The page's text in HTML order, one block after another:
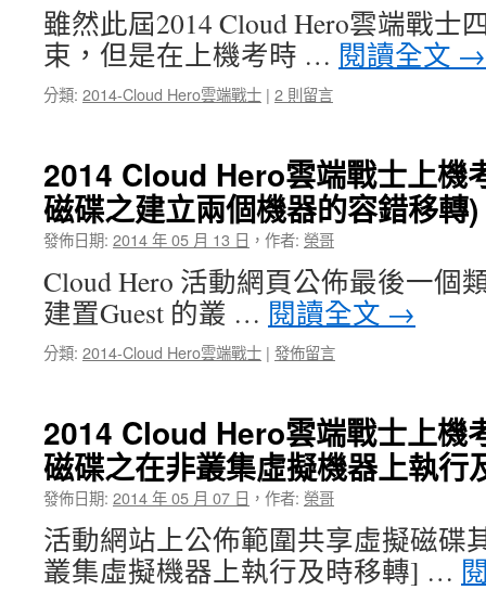
雖然此屆2014 Cloud Hero雲端戰士
束，但是在上機考時 … 閱讀全文 →
分類: 2014-Cloud Hero雲端戰士 | 2 則留言
2014 Cloud Hero雲端戰士上機
磁碟之建立兩個機器的容錯移轉)
發佈日期: 2014 年 05 月 13 日 ， 作者: 榮哥
Cloud Hero 活動網頁公佈最後一個
建置Guest 的叢 … 閱讀全文 →
分類: 2014-Cloud Hero雲端戰士 | 發佈留言
2014 Cloud Hero雲端戰士上機
磁碟之在非叢集虛擬機器上執行
發佈日期: 2014 年 05 月 07 日 ， 作者: 榮哥
活動網站上公佈範圍共享虛擬磁碟
叢集虛擬機器上執行及時移轉] …